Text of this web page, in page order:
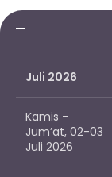
Juli 2026
Kamis –
Jum’at, 02-03
Juli 2026